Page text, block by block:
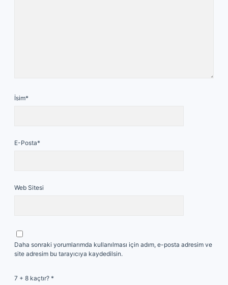
İsim*
E-Posta*
Web Sitesi
Daha sonraki yorumlarımda kullanılması için adım, e-posta adresim ve
site adresim bu tarayıcıya kaydedilsin.
7 + 8 kaçtır? *